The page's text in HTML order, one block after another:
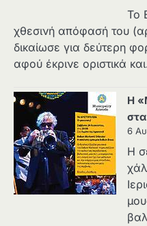
Το
χθεσινή απόφασή του
δικαίωσε για δεύτερη
αφού έκρινε οριστικά
Η
6
Η